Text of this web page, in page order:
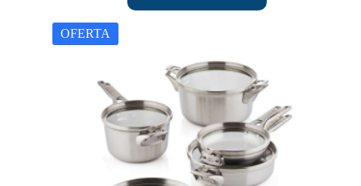
OFERTA